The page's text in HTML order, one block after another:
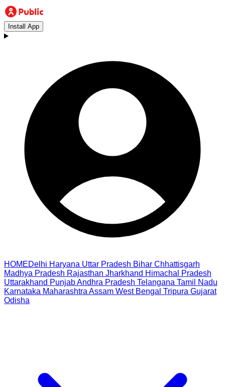
Install App
HOMEDelhi Haryana Uttar Pradesh Bihar Chhattisgarh
Madhya Pradesh Rajasthan Jharkhand Himachal Pradesh
Uttarakhand PunjabAndhra Pradesh Telangana Tamil Nadu
Karnataka Maharashtra Assam West Bengal Tripura Gujarat
Odisha